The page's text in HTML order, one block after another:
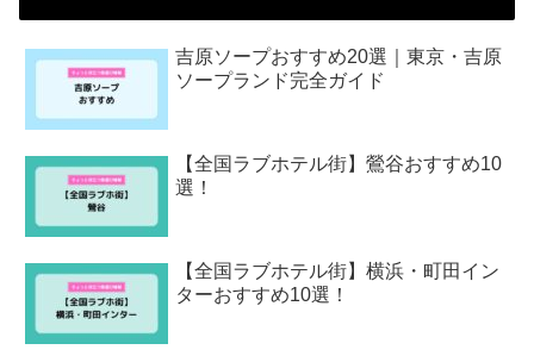
吉原ソープおすすめ20選｜東京・吉原
ソープランド完全ガイド
【全国ラブホテル街】鶯谷おすすめ10
選！
【全国ラブホテル街】横浜・町田イン
ターおすすめ10選！